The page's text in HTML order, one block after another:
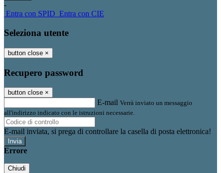
-
Entra con SPID Entra con CIE
Seleziona utente
button close ×
Recupero password
button close ×
E-mail Verrà inviato un messaggio
all'indirizzo indicato con le istruzioni necessarie.
E-mail inviata, si prega di controllare la casella di posta elettronica!
Errore
Chiudi